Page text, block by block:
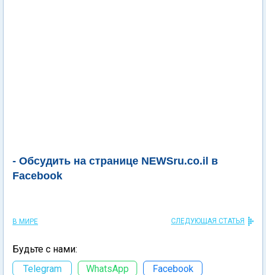
- Обсудить на странице NEWSru.co.il в
Facebook
В МИРЕ СЛЕДУЮЩАЯ СТАТЬЯ
Будьте с нами:
Telegram
WhatsApp Facebook